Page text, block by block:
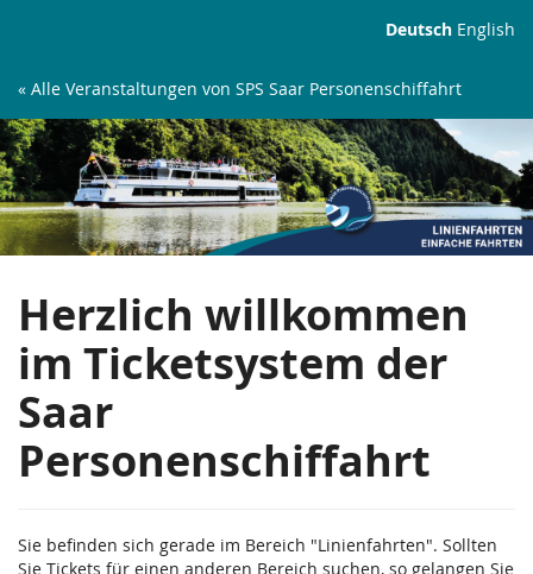
springen
Deutsch English
« Alle Veranstaltungen von SPS Saar Personenschiffahrt
Linienfahrten
Herzlich willkommen
im Ticketsystem der
Saar
Personenschiffahrt
Sie befinden sich gerade im Bereich "Linienfahrten". Sollten
Sie Tickets für einen anderen Bereich suchen, so gelangen Sie